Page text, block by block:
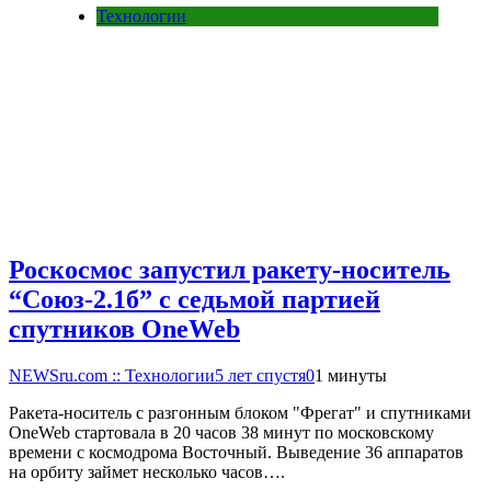
Технологии
Роскосмос запустил ракету-носитель
“Союз-2.1б” с седьмой партией
спутников OneWeb
NEWSru.com :: Технологии5 лет спустя01 минуты
Ракета-носитель с разгонным блоком "Фрегат" и спутниками
OneWeb стартовала в 20 часов 38 минут по московскому
времени с космодрома Восточный. Выведение 36 аппаратов
на орбиту займет несколько часов….